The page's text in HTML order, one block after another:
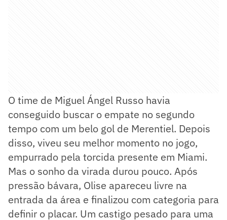
O time de Miguel Ángel Russo havia
conseguido buscar o empate no segundo
tempo com um belo gol de Merentiel. Depois
disso, viveu seu melhor momento no jogo,
empurrado pela torcida presente em Miami.
Mas o sonho da virada durou pouco. Após
pressão bávara, Olise apareceu livre na
entrada da área e finalizou com categoria para
definir o placar. Um castigo pesado para uma